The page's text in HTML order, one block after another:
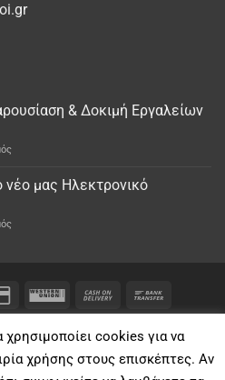
& Δοκιμή Εργαλείων
στο
DEMO
&
16/8/2017
μας Ηλεκτρονικό
στο
Ηλεκτρονικό
Κατάστημα!
ΕΓΓΎΗΣΗ ΚΑΛΉΣ ΛΕΙΤΟΥΡΓΕΊΑΣ
ΑΠΟΣΤΟΛΉΣ ΤΡΌΠΟΙ ΠΛΗΡΩΜΉΣ
Ο.Ε. • Λύσεις για το σπίτι και το
cookies για να
χρήσης στους επισκέπτες. Αν